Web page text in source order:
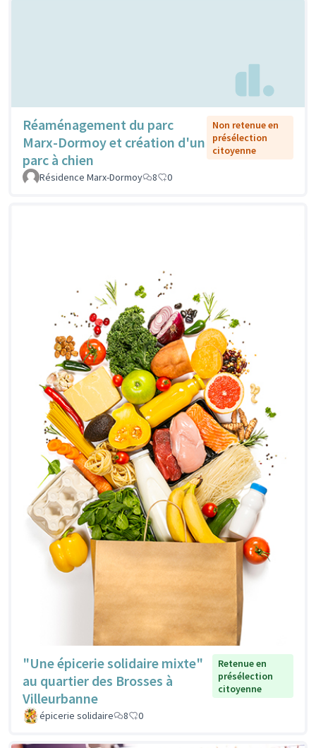
Réaménagement du parc
Marx-Dormoy et création d'un
parc à chien
Non retenue en
présélection
citoyenne
Résidence Marx-Dormoy 8 0
"Une épicerie solidaire mixte"
au quartier des Brosses à
Villeurbanne
Retenue en
présélection
citoyenne
épicerie solidaire 8 0